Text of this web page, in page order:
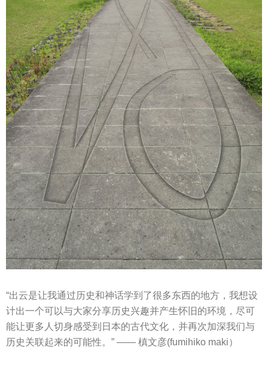
“出云是让我通过历史和神话学到了很多东西的地方，我想设
计出一个可以与大家分享历史兴趣并产生怀旧的环境，尽可
能让更多人切身感受到日本的古代文化，并再次加深我们与
历史关联起来的可能性。” —— 槙文彦(fumihiko maki）